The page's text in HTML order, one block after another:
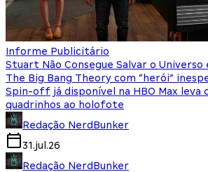
Informe Publicitário
Stuart Não Consegue Salvar o Universo
The Big Bang Theory com “herói”
Spin-off já disponível na HBO Max leva
quadrinhos ao holofote
Redação NerdBunker
31.jul.26
Redação NerdBunker